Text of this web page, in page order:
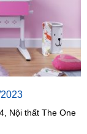
Nội thất The One